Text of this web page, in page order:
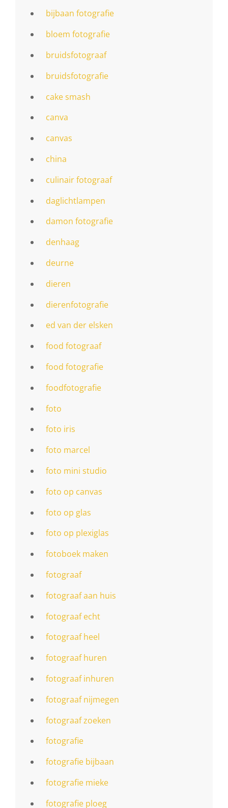
bijbaan fotografie
bloem fotografie
bruidsfotograaf
bruidsfotografie
cake smash
canva
canvas
china
culinair fotograaf
daglichtlampen
damon fotografie
denhaag
deurne
dieren
dierenfotografie
ed van der elsken
food fotograaf
food fotografie
foodfotografie
foto
foto iris
foto marcel
foto mini studio
foto op canvas
foto op glas
foto op plexiglas
fotoboek maken
fotograaf
fotograaf aan huis
fotograaf echt
fotograaf heel
fotograaf huren
fotograaf inhuren
fotograaf nijmegen
fotograaf zoeken
fotografie
fotografie bijbaan
fotografie mieke
fotografie ploeg